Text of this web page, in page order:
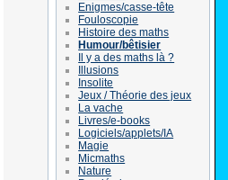
Enigmes/casse-tête
Fouloscopie
Histoire des maths
Humour/bêtisier
Il y a des maths là ?
Illusions
Insolite
Jeux / Théorie des jeux
La vache
Livres/e-books
Logiciels/applets/IA
Magie
Micmaths
Nature